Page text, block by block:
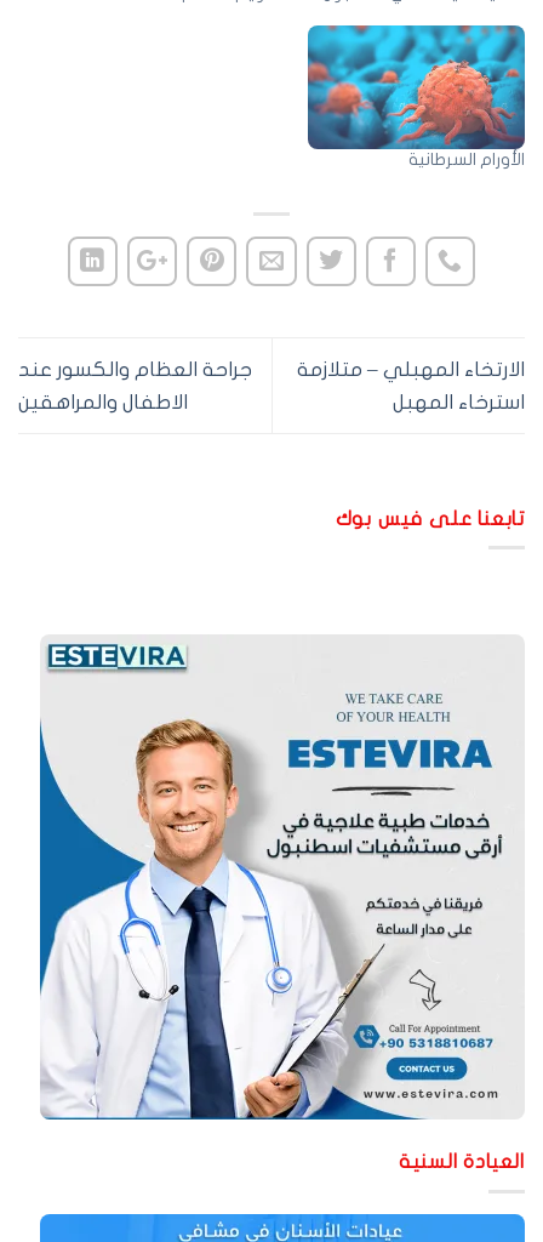
السرطانية
المهبلي – متلازمة
المهبل
جراحة العظام والكسور عند
الاطفال والمراهقين
على فيس بوك
السنية